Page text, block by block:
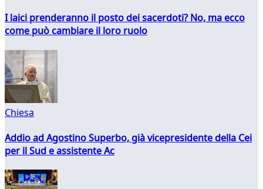
I laici prenderanno il posto dei sacerdoti? No, ma ecco
come può cambiare il loro ruolo
Chiesa
Addio ad Agostino Superbo, già vicepresidente della Cei
per il Sud e assistente Ac